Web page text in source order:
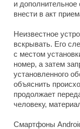
и
внести в акт
Неизвестное
вскрывать. Его
с местом
номер, а затем
установленного
объяснить
продолжает
человеку,
Смартфоны